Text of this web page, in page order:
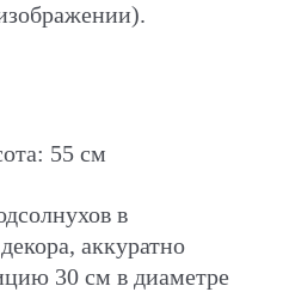
55 см
в
аккуратно
30 см в диаметре